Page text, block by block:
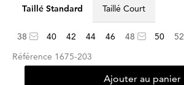
Taillé Standard Taillé Court
38 40 42 44 46 48 50 52
Référence 1675-203
Ajouter au panier